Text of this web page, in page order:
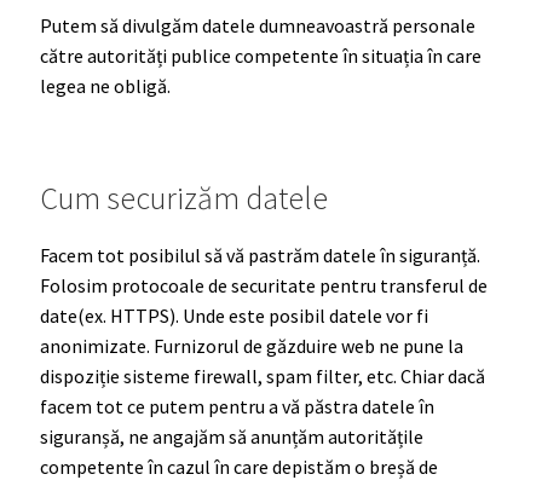
Putem să divulgăm datele dumneavoastră personale
către autorități publice competente în situația în care
legea ne obligă.
Cum securizăm datele
Facem tot posibilul să vă pastrăm datele în siguranță.
Folosim protocoale de securitate pentru transferul de
date(ex. HTTPS). Unde este posibil datele vor fi
anonimizate. Furnizorul de găzduire web ne pune la
dispoziție sisteme firewall, spam filter, etc. Chiar dacă
facem tot ce putem pentru a vă păstra datele în
siguranșă, ne angajăm să anunțăm autoritățile
competente în cazul în care depistăm o breșă de